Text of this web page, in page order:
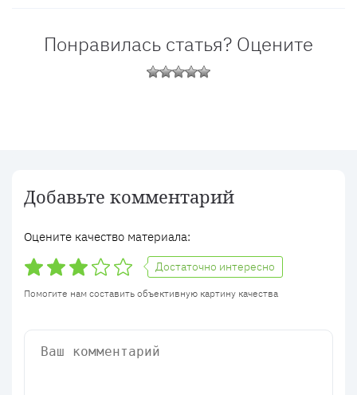
Понравилась статья? Оцените
Добавьте комментарий
Оцените качество материала:
Достаточно интересно
Помогите нам составить объективную картину качества